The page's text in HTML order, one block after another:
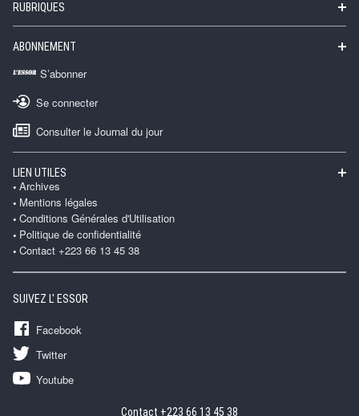
RUBRIQUES
ABONNEMENT
S’abonner
Se connecter
Consulter le Journal du jour
LIEN UTILES
Archives
Mentions légales
Conditions Générales d'Utilisation
Politique de confidentialité
Contact +223 66 13 45 38
SUIVEZ L' ESSOR
Facebook
Twitter
Youtube
Contact +223 66 13 45 38